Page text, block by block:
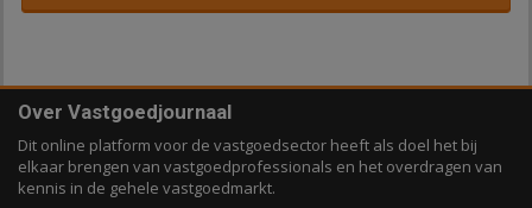
Over Vastgoedjournaal
Dit online platform voor de vastgoedsector heeft als doel het bij
elkaar brengen van vastgoedprofessionals en het overdragen van
kennis in de gehele vastgoedmarkt.